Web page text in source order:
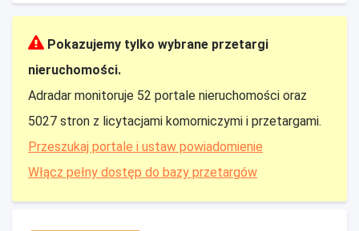
Pokazujemy tylko wybrane przetargi
nieruchomości.
Adradar monitoruje 52 portale nieruchomości oraz
5027 stron z licytacjami komorniczymi i przetargami.
Przeszukaj portale i ustaw powiadomienie
Włącz pełny dostęp do bazy przetargów